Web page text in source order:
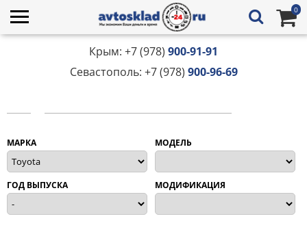
0
Крым: +7 (978) 900-91-91
Севастополь: +7 (978) 900-96-69
МАРКА МОДЕЛЬ
ГОД ВЫПУСКА МОДИФИКАЦИЯ